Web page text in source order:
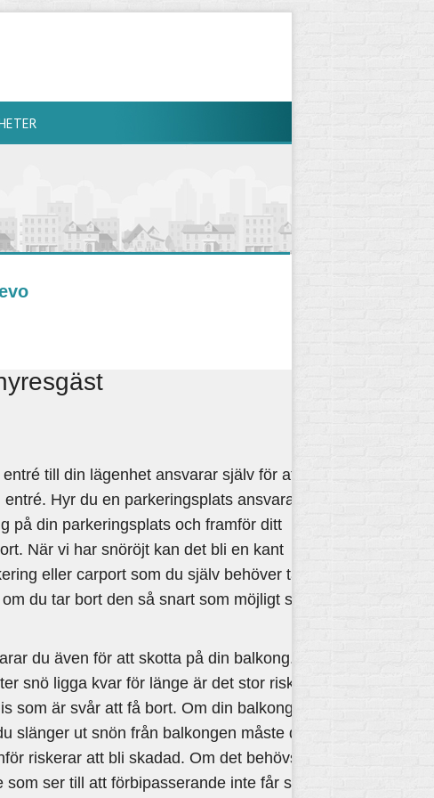
till din lägenhet ansvarar själv för att
Hyr du en parkeringsplats ansvarar
på din parkeringsplats och framför ditt
När vi har snöröjt kan det bli en kant
eller carport som du själv behöver ta
du tar bort den så snart som möjligt så
du även för att skotta på din balkong.
snö ligga kvar för länge är det stor risk
som är svår att få bort. Om din balkong
slänger ut snön från balkongen måste du
riskerar att bli skadad. Om det behövs,
ser till att förbipasserande inte får snö